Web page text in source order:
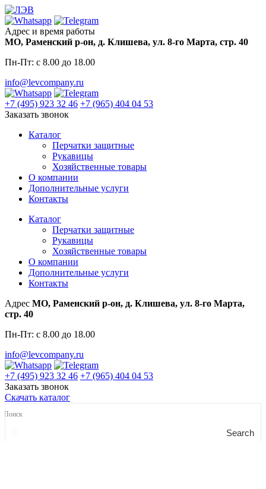
Skip
to
content
Адрес и время работы
МО, Раменский р-он, д. Клишева, ул. 8-го Марта, стр. 40
Пн-Пт: с 8.00 до 18.00
info@levcompany.ru
+7 (495) 923 32 46 +7 (965) 404 04 53
Заказать звонок
Каталог
Перчатки защитные
Рукавицы
Хозяйственные товары
О компании
Дополнительные услуги
Контакты
Каталог
Перчатки защитные
Рукавицы
Хозяйственные товары
О компании
Дополнительные услуги
Контакты
Адрес МО, Раменский р-он, д. Клишева, ул. 8-го Марта,
стр. 40
Пн-Пт: с 8.00 до 18.00
info@levcompany.ru
+7 (495) 923 32 46 +7 (965) 404 04 53
Заказать звонок
Скачать каталог
Search